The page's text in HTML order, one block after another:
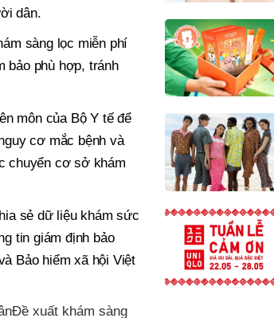
dân.
sàng lọc miễn phí
bảo phù hợp, tránh
môn của Bộ Y tế để
cơ mắc bệnh và
chuyển cơ sở khám
sẻ dữ liệu khám sức
tin giám định bảo
Bảo hiểm xã hội Việt
xuất khám sàng